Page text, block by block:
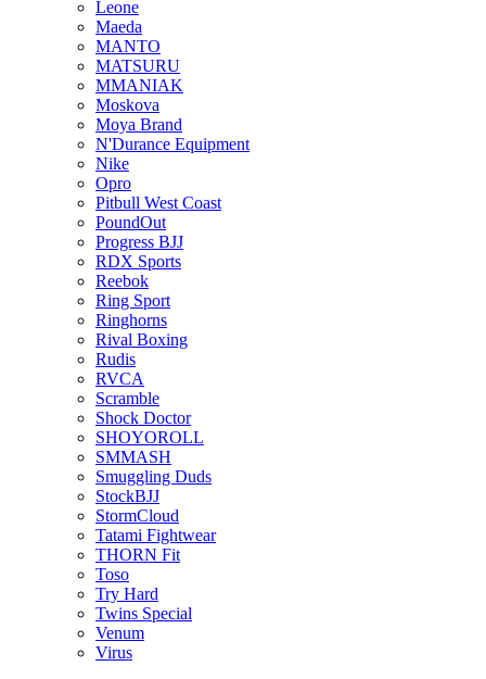
Leone
Maeda
MANTO
MATSURU
MMANIAK
Moskova
Moya Brand
N'Durance Equipment
Nike
Opro
Pitbull West Coast
PoundOut
Progress BJJ
RDX Sports
Reebok
Ring Sport
Ringhorns
Rival Boxing
Rudis
RVCA
Scramble
Shock Doctor
SHOYOROLL
SMMASH
Smuggling Duds
StockBJJ
StormCloud
Tatami Fightwear
THORN Fit
Toso
Try Hard
Twins Special
Venum
Virus